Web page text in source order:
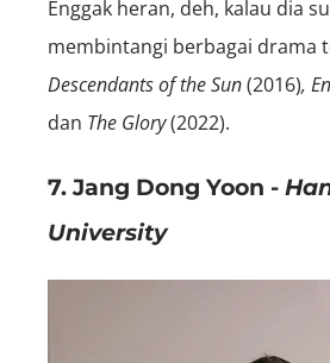
Enggak heran, deh, kalau dia
membintangi berbagai drama
Descendants of the Sun(2016),
dan The Glory(2022).
7. Jang Dong Yoon -
University